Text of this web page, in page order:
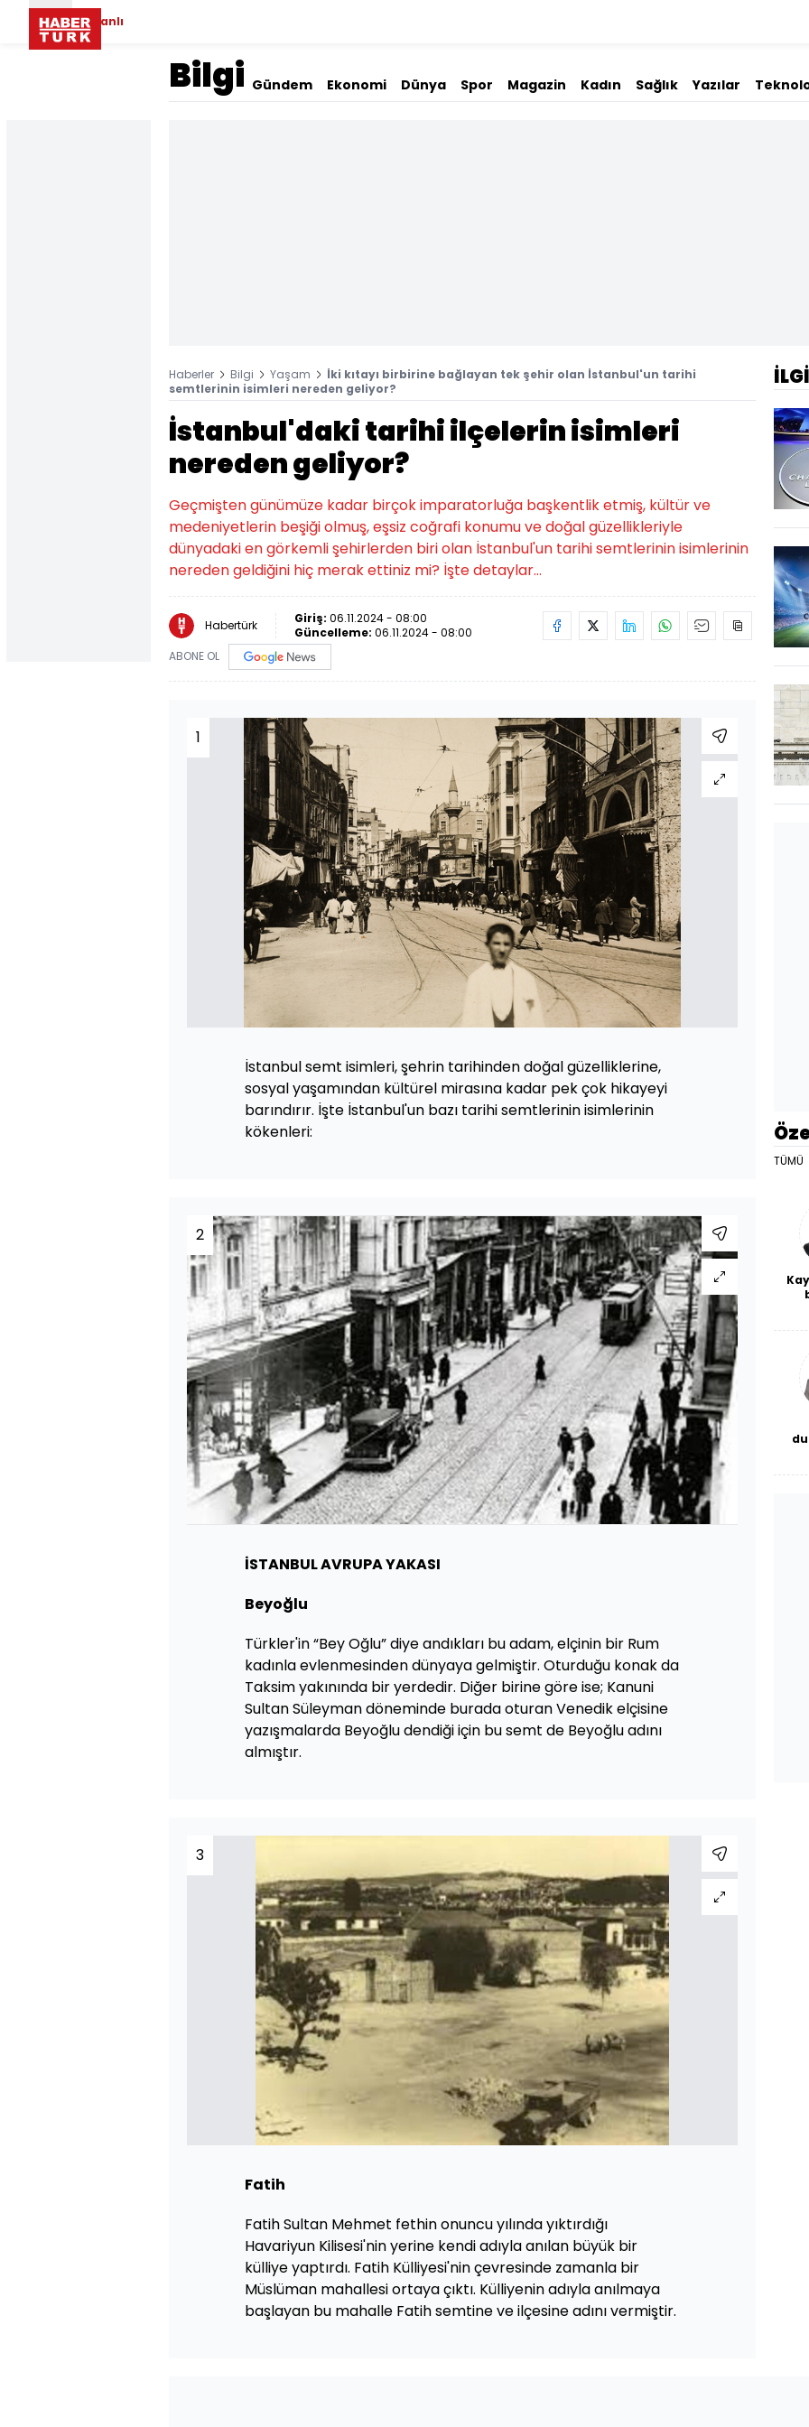
Canlı
Bilgi Gündem Ekonomi Dünya Spor Magazin Kadın Sağlık Yazılar
Haberler Bilgi Yaşam
İki kıtayı birbirine bağlayan tek şehir olan İstanbul'un tarihi
semtlerinin isimleri nereden geliyor?
İstanbul'daki tarihi ilçelerin isimleri
nereden geliyor?
Geçmişten günümüze kadar birçok imparatorluğa başkentlik etmiş, kültür ve
medeniyetlerin beşiği olmuş, eşsiz coğrafi konumu ve doğal güzellikleriyle
dünyadaki en görkemli şehirlerden biri olan İstanbul'un tarihi semtlerinin isimlerinin
nereden geldiğini hiç merak ettiniz mi? İşte detaylar...
Habertürk Giriş: 06.11.2024 - 08:00
Güncelleme: 06.11.2024 - 08:00
ABONE OL
1
İstanbul semt isimleri, şehrin tarihinden doğal güzelliklerine,
sosyal yaşamından kültürel mirasına kadar pek çok hikayeyi
barındırır. İşte İstanbul'un bazı tarihi semtlerinin isimlerinin
kökenleri:
2
İSTANBUL AVRUPA YAKASI
Beyoğlu
Türkler'in “Bey Oğlu” diye andıkları bu adam, elçinin bir Rum
kadınla evlenmesinden dünyaya gelmiştir. Oturduğu konak da
Taksim yakınında bir yerdedir. Diğer birine göre ise; Kanuni
Sultan Süleyman döneminde burada oturan Venedik elçisine
yazışmalarda Beyoğlu dendiği için bu semt de Beyoğlu adını
almıştır.
3
Fatih
Fatih Sultan Mehmet fethin onuncu yılında yıktırdığı
Havariyun Kilisesi'nin yerine kendi adıyla anılan büyük bir
külliye yaptırdı. Fatih Külliyesi'nin çevresinde zamanla bir
Müslüman mahallesi ortaya çıktı. Külliyenin adıyla anılmaya
başlayan bu mahalle Fatih semtine ve ilçesine adını vermiştir.
TÜMÜ